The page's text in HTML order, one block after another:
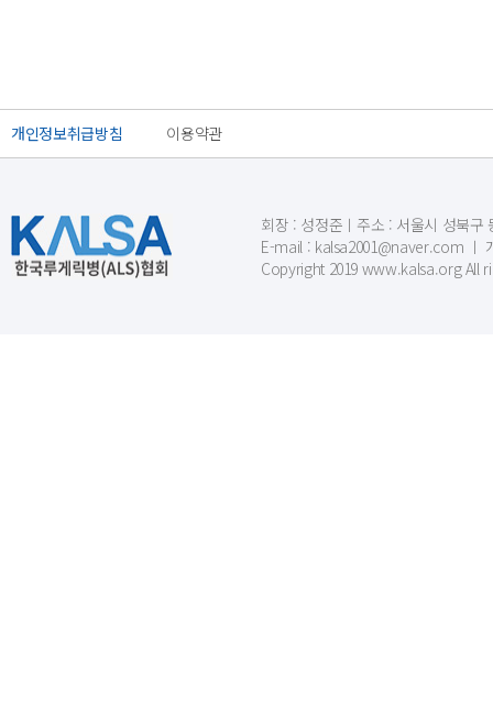
개인정보취급방침 이용약관
회장 : 성정준ㅣ주소 : 서울시 성북구
E-mail : kalsa2001@naver.com ㅣ
Copyright 2019 www.kalsa.org All